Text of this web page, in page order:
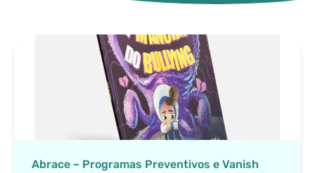
Abrace – Programas Preventivos e Vanish